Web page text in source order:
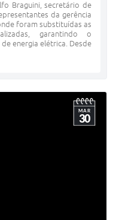
Braguini, secretário de
da gerência
foram substituídas as
garantindo o
energia elétrica. Desde
MAR
30